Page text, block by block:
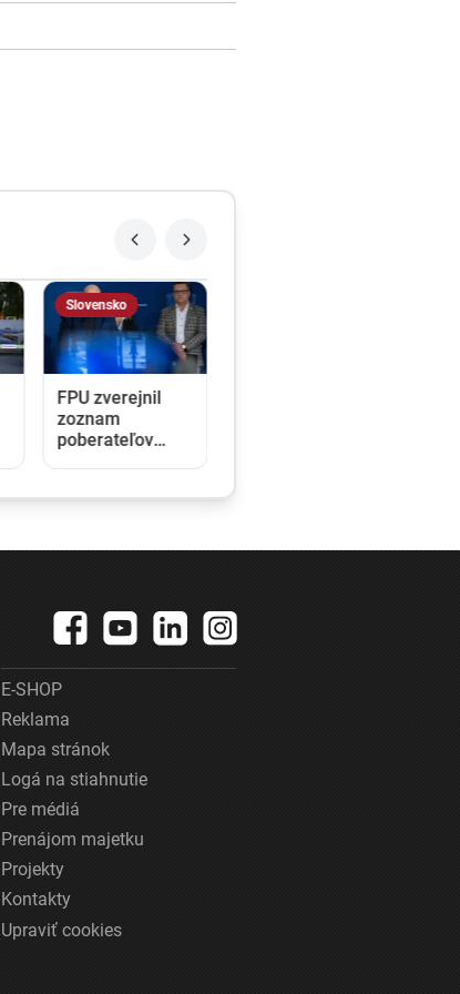
Slovensko
FPU zverejnil
zoznam
poberateľov
a fond sa ním
škandály
E-SHOP
Reklama
Mapa stránok
Logá na stiahnutie
Pre médiá
Prenájom majetku
Projekty
Kontakty
Upraviť cookies